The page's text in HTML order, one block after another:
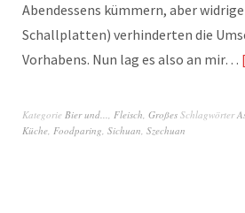
Abendessens kümmern, aber
Schallplatten) verhinderten die
Vorhabens. Nun lag es also an mir…
Kategorie Bier und..., Fleisch, Großes Schlagwörter
Küche, Foodparing, Sichuan, Szechuan